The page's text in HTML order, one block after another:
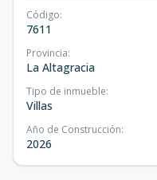
Código:
7611
Provincia:
La Altagracia
Tipo de inmueble:
Villas
Año de Construcción:
2026